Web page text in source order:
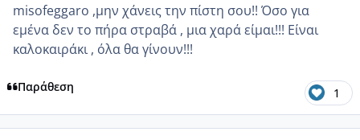
misofeggaro ,μην χάνεις την πίστη σου!! Όσο για
εμένα δεν το πήρα στραβά , μια χαρά είμαι!!! Είναι
καλοκαιράκι , όλα θα γίνουν!!!
Παράθεση 1